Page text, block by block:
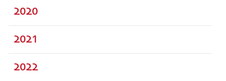
2020
2021
2022